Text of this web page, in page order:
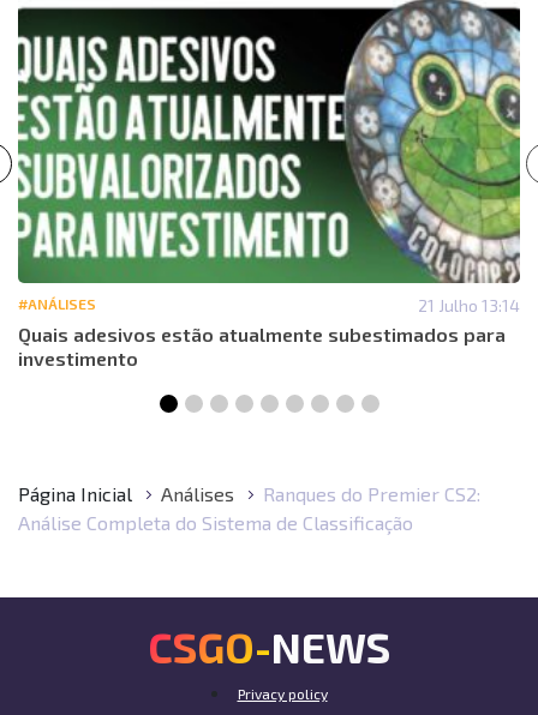
#ANÁLISES 21 Julho 13:14
Quais adesivos estão atualmente subestimados para
investimento
Página Inicial Análises
Ranques do Premier CS2:
Análise Completa do Sistema de Classificação
CSGO-NEWS
Privacy policy